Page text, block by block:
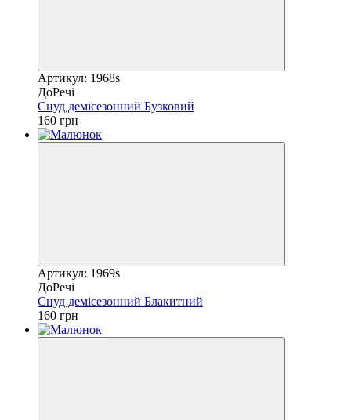
Артикул: 1968s
ДоРечі
Снуд демісезонний Бузковий
160 грн
Артикул: 1969s
ДоРечі
Снуд демісезонний Блакитний
160 грн